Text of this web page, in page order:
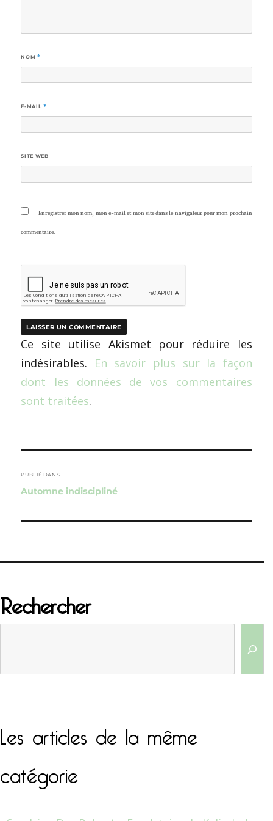
NOM *
E-MAIL *
SITE WEB
Enregistrer mon nom, mon e-mail et mon site dans le navigateur pour mon prochain
commentaire.
Ce site utilise Akismet pour réduire les
indésirables. En savoir plus sur la façon
dont les données de vos commentaires
sont traitées.
de
l’article
PUBLIÉ DANS
Automne indiscipliné
Rechercher
Les articles de la même
catégorie